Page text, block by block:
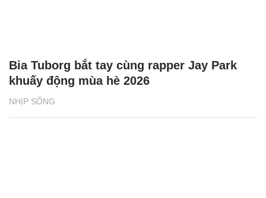
NHỊP SỐNG
Bia Tuborg bắt tay cùng rapper Jay Park
khuấy động mùa hè 2026